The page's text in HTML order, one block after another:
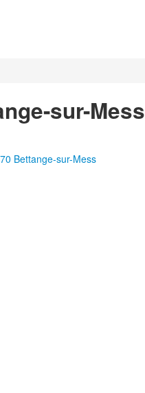
sur-Mess
Bettange-sur-Mess